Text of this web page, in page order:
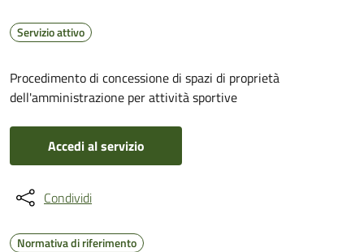
Servizio attivo
Procedimento di concessione di spazi di proprietà
dell'amministrazione per attività sportive
Accedi al servizio
Condividi
Normativa di riferimento